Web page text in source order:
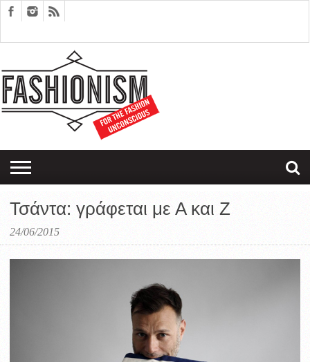
EDITORIALS
COUPLES
THERAPY
SARTORIAGRAM
Τσάντα: γράφεται με Α και Ζ
24/06/2015